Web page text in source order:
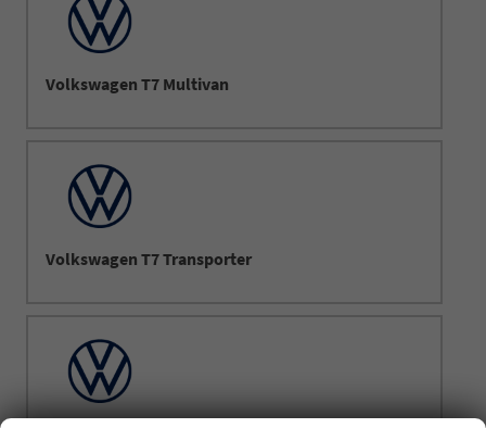
Volkswagen T7 Multivan
Volkswagen T7 Transporter